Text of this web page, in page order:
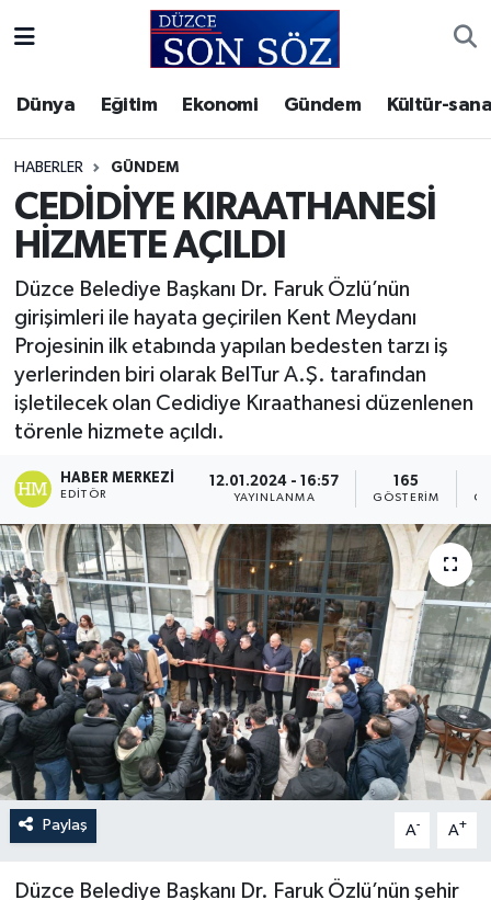
Dünya Eğitim Ekonomi Gündem Kültür-
HABERLER GÜNDEM
CEDİDİYE KIRAATHANESİ
HİZMETE AÇILDI
Düzce Belediye Başkanı Dr. Faruk Özlü’nün
girişimleri ile hayata geçirilen Kent Meydanı
Projesinin ilk etabında yapılan bedesten tarzı iş
yerlerinden biri olarak BelTur A.Ş. tarafından
işletilecek olan Cedidiye Kıraathanesi düzenlenen
törenle hizmete açıldı.
HABER MERKEZI
EDITÖR
12.01.2024 - 16:57
YAYINLANMA
165
GÖSTERIM
Paylaş A- A+
Düzce Belediye Başkanı Dr. Faruk Özlü’nün şehir
Gizlilik Sözleşmesi
İletişim
Künye
Video Galeri
Akçakoca Hava Durumu
Akçakoca Trafik Yoğunluk Haritası
Süper Lig Puan Durumu ve Fikstür
Tüm Manşetler
Son Dakika Haberleri